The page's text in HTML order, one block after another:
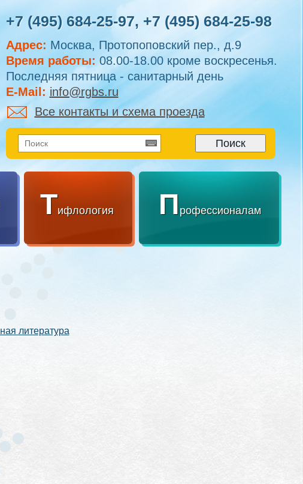
+7 (495) 684-25-97, +7 (495) 684-25-98
Адрес: Москва, Протопоповский пер., д.9
Время работы: 08.00-18.00 кроме воскресенья.
Последняя пятница - санитарный день
E-Mail: info@rgbs.ru
Все контакты и схема проезда
Тифлология Профессионалам
литература